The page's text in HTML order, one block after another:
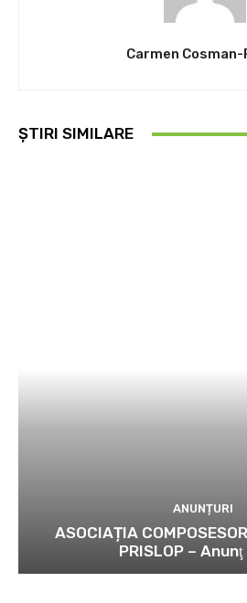
Carmen
ȘTIRI SIMILARE
ANUNȚURI
ASOCIAȚIA
PRISLOP –